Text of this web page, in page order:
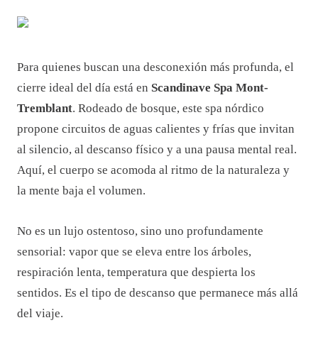
Para quienes buscan una desconexión más profunda, el
cierre ideal del día está en Scandinave Spa Mont-
Tremblant. Rodeado de bosque, este spa nórdico
propone circuitos de aguas calientes y frías que invitan
al silencio, al descanso físico y a una pausa mental real.
Aquí, el cuerpo se acomoda al ritmo de la naturaleza y
la mente baja el volumen.
No es un lujo ostentoso, sino uno profundamente
sensorial: vapor que se eleva entre los árboles,
respiración lenta, temperatura que despierta los
sentidos. Es el tipo de descanso que permanece más allá
del viaje.